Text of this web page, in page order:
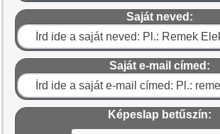
Saját neved:
Saját e-mail címed:
Képeslap betűszín: